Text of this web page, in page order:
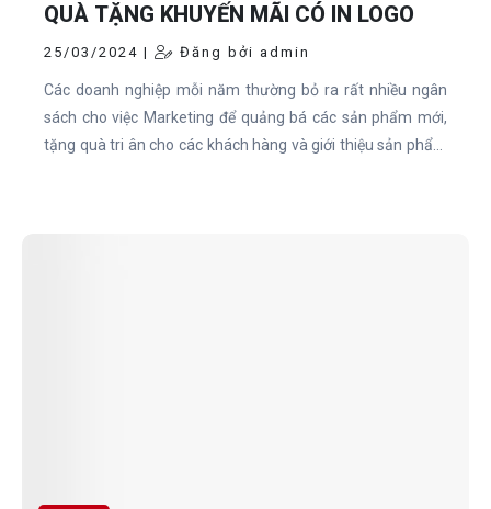
QUÀ TẶNG KHUYẾN MÃI CÓ IN LOGO
25/03/2024 | Đăng bởi admin
Các doanh nghiệp mỗi năm thường bỏ ra rất nhiều ngân
sách cho việc Marketing để quảng bá các sản phẩm mới,
tặng quà tri ân cho các khách hàng và giới thiệu sản phẩm